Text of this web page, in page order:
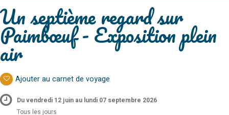
Un septième regard sur
Paimbœuf - Exposition plein
air
Ajouter au carnet de voyage
Du vendredi 12 juin au lundi 07 septembre 2026
Tous les jours